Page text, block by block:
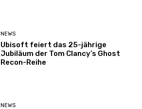
NEWS
Ubisoft feiert das 25-jährige
Jubiläum der Tom Clancy’s Ghost
Recon-Reihe
NEWS